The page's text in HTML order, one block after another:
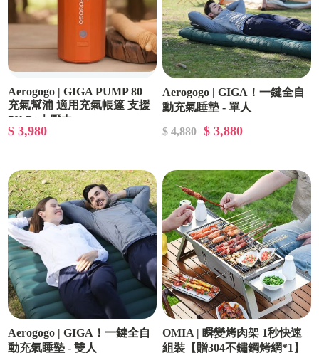
Aerogogo | GIGA PUMP 80
充氣幫浦 適用充氣帳篷 支援
70kPa大壓力
$ 3,980
Aerogogo | GIGA！一鍵全自
動充氣睡墊 - 單人
$ 4,880
$ 3,880
Aerogogo | GIGA！一鍵全自
動充氣睡墊 - 雙人
OMIA | 瞬變烤肉架 1秒快速
組裝【贈304不鏽鋼烤網*1】